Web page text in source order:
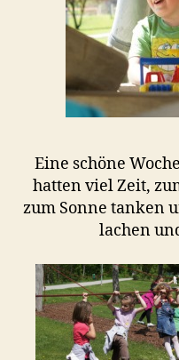
Eine schöne
hatten viel Zeit,
zum Sonne tanken
lachen